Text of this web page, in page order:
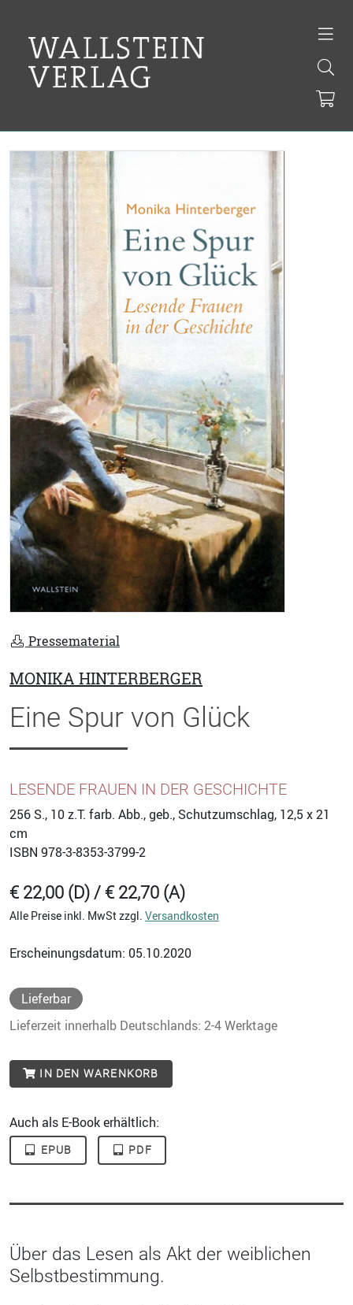
Pressematerial
MONIKA HINTERBERGER
Eine Spur von Glück
LESENDE FRAUEN IN DER GESCHICHTE
256 S., 10 z.T. farb. Abb., geb., Schutzumschlag, 12,5 x 21
cm
ISBN 978-3-8353-3799-2
€ 22,00 (D) / € 22,70 (A)
Alle Preise inkl. MwSt zzgl. Versandkosten
Erscheinungsdatum: 05.10.2020
Lieferbar
Lieferzeit innerhalb Deutschlands: 2-4 Werktage
IN DEN WARENKORB
Auch als E-Book erhältlich:
EPUB PDF
Über das Lesen als Akt der weiblichen
Selbstbestimmung.